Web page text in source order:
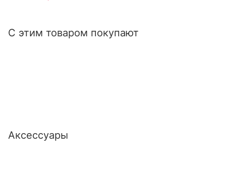
С этим товаром покупают
Аксессуары